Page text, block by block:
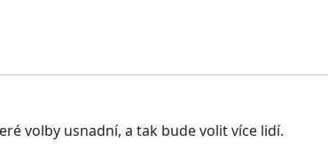
volby usnadní, a tak bude volit více lidí.